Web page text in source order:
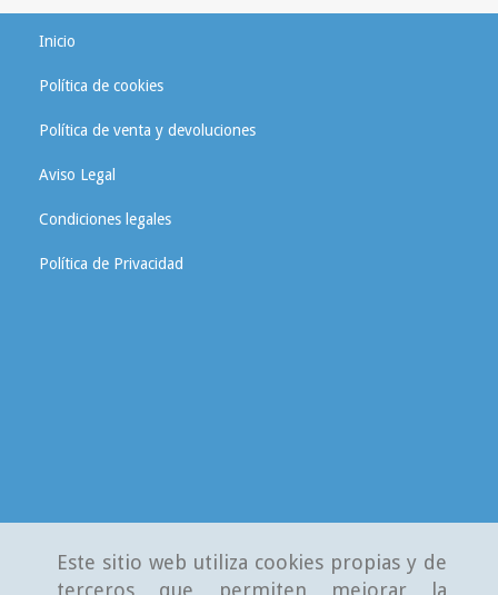
Este sitio web utiliza cookies propias y de
terceros que permiten mejorar la
Inicio
Política de cookies
Política de venta y devoluciones
Aviso Legal
Condiciones legales
Política de Privacidad